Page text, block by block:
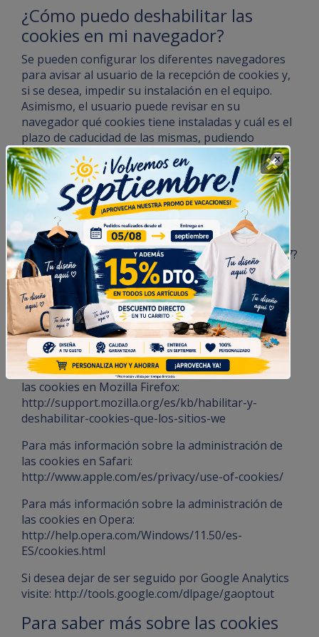
¿Cómo puedo deshabilitar las
cookies en mi navegador?
Se pueden configurar los diferentes navegadores
para avisar al usuario de la recepción de cookies y,
si se desea, impedir su instalación en el equipo.
Asimismo, el usuario puede revisar en su
navegador qué cookies tiene instaladas y cuál es el
plazo de caducidad de las mismas, pudiendo
eliminarlas.
Para ampliar esta información consulte las
instrucciones y manuales de su navegador:
Para más información sobre la administración de
las cookies en Google Chrome:
https://support.google.com/chrome/answer/95647?
hl=es
Para más información sobre la administración de
las cookies en Internet Explorer:
http://windows.microsoft.com/es-es/windows-
vista/cookies-frequently-asked-questions
Para más información sobre la administración de
las cookies en Mozilla Firefox:
http://support.mozilla.org/es/kb/habilitar-y-
deshabilitar-cookies-que-los-sitios-we
Para más información sobre la administración de
las cookies en Safari:
http://www.apple.com/es/privacy/use-of-cookies/
Para más información sobre la administración de
las cookies en Opera:
http://help.opera.com/Windows/11.50/es-
ES/cookies.html
Si desea dejar de ser seguido por Google Analytics
visite: http://tools.google.com/dlpage/gaoptout
Para saber más sobre las cookies